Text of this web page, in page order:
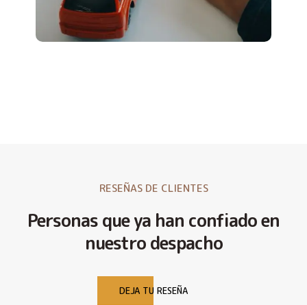
RESEÑAS DE CLIENTES
Personas que ya han confiado en
nuestro despacho
DEJA TU RESEÑA